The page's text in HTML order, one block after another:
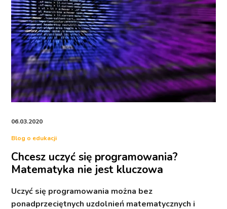
06.03.2020
Blog o edukacji
Chcesz uczyć się programowania?
Matematyka nie jest kluczowa
Uczyć się programowania można bez
ponadprzeciętnych uzdolnień matematycznych i